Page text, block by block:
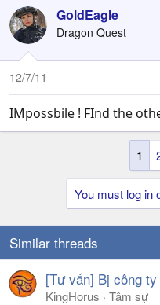
GoldEagle
Dragon Quest
12/7/11
IMpossbile ! FInd the
1
You must log in
Similar threads
[Tư vấn] Bị công
KingHorus
Tâm sự